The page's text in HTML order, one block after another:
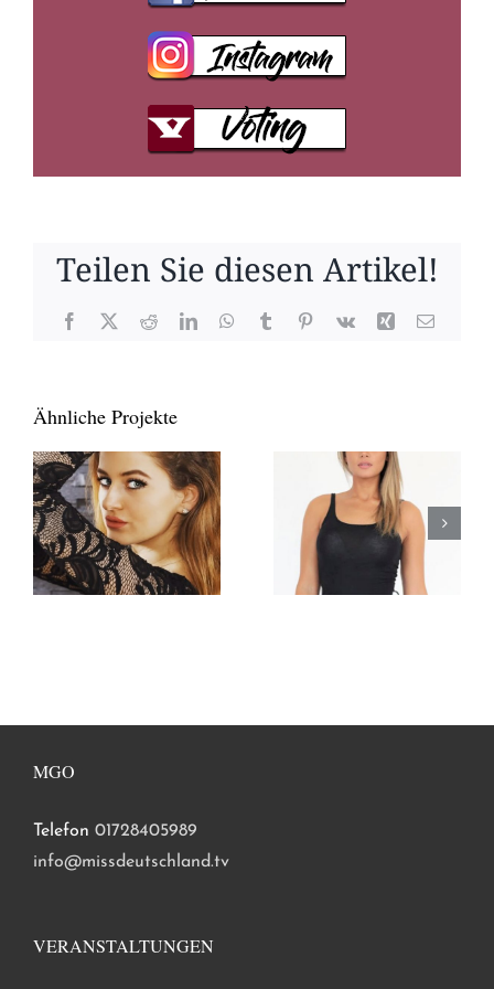
Teilen Sie diesen Artikel!
Facebook
X RedditLinkedInWhatsApp
TumblrPinterest
Vk Xing E-
Ähnliche Projekte
MGO
Telefon 01728405989
info@missdeutschland.tv
VERANSTALTUNGEN